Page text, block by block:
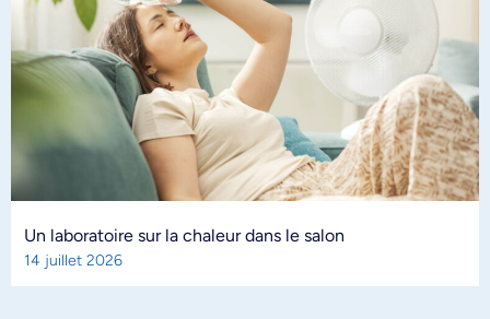
Un laboratoire sur la chaleur dans le salon
14 juillet 2026